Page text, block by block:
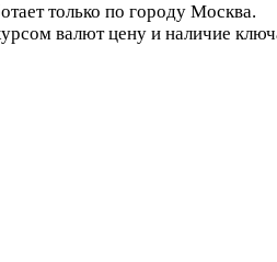
только по городу Москва.
валют цену и наличие